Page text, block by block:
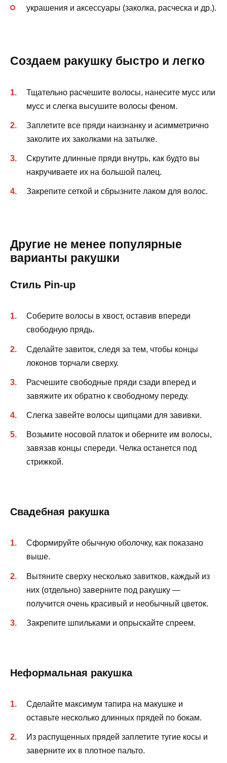
украшения и аксессуары (заколка, расческа и др.).
Создаем ракушку быстро и легко
Тщательно расчешите волосы, нанесите мусс или
мусс и слегка высушите волосы феном.
Заплетите все пряди наизнанку и асимметрично
заколите их заколками на затылке.
Скрутите длинные пряди внутрь, как будто вы
накручиваете их на большой палец.
Закрепите сеткой и сбрызните лаком для волос.
Другие не менее популярные
варианты ракушки
Стиль Pin-up
Соберите волосы в хвост, оставив впереди
свободную прядь.
Сделайте завиток, следя за тем, чтобы концы
локонов торчали сверху.
Расчешите свободные пряди сзади вперед и
завяжите их обратно к свободному переду.
Слегка завейте волосы щипцами для завивки.
Возьмите носовой платок и оберните им волосы,
завязав концы спереди. Челка останется под
стрижкой.
Свадебная ракушка
Сформируйте обычную оболочку, как показано
выше.
Вытяните сверху несколько завитков, каждый из
них (отдельно) заверните под ракушку —
получится очень красивый и необычный цветок.
Закрепите шпильками и опрыскайте спреем.
Неформальная ракушка
Сделайте максимум тапира на макушке и
оставьте несколько длинных прядей по бокам.
Из распущенных прядей заплетите тугие косы и
заверните их в плотное пальто.